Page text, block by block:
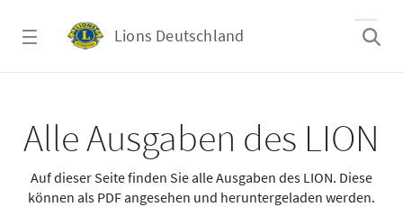
Lions Deutschland
Alle Ausgaben des LION
Auf dieser Seite finden Sie alle Ausgaben des LION. Diese
können als PDF angesehen und heruntergeladen werden.